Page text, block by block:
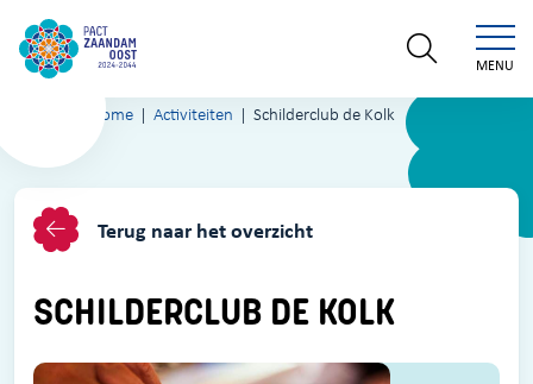
MENU
Home Activiteiten Schilderclub de Kolk
Terug naar het overzicht
SCHILDERCLUB DE KOLK